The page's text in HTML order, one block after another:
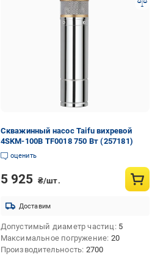
Скважинный насос Taifu вихревой
4SKM-100B TF0018 750 Вт (257181)
оценить
5 925 ₴/шт.
Доставим
Допустимый диаметр частиц 5
Максимальное погружение 20
Производительность 2700